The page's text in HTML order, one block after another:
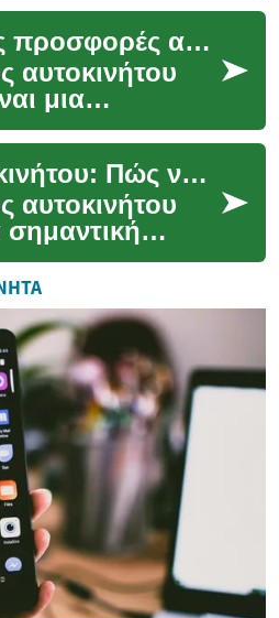
Οι καλύτερες προσφορές αυτοκινήτων: Πώς να βρείτε την ιδανική συμφωνία
αυτοκινήτου
μια
αλλά και
Με
επιλογές και ...
Αγορά Αυτοκινήτου: Πώς να Βρείτε τις Καλύτερες Προσφορές
αυτοκινήτου
σημαντική
τους
ανθρώπους.
για το πρώτ...